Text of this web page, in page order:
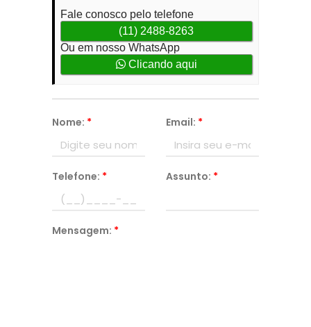
Fale conosco pelo telefone
(11) 2488-8263
Ou em nosso WhatsApp
Clicando aqui
Nome: * Email: *
Telefone: * Assunto: *
Mensagem: *